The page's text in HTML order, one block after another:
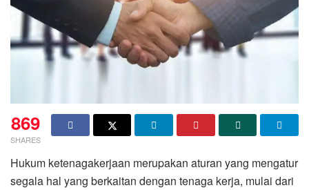
869
SHARES
Hukum ketenagakerjaan merupakan aturan yang mengatur
segala hal yang berkaitan dengan tenaga kerja, mulai dari